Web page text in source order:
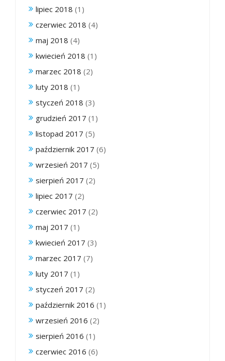
lipiec 2018 (1)
czerwiec 2018 (4)
maj 2018 (4)
kwiecień 2018 (1)
marzec 2018 (2)
luty 2018 (1)
styczeń 2018 (3)
grudzień 2017 (1)
listopad 2017 (5)
październik 2017 (6)
wrzesień 2017 (5)
sierpień 2017 (2)
lipiec 2017 (2)
czerwiec 2017 (2)
maj 2017 (1)
kwiecień 2017 (3)
marzec 2017 (7)
luty 2017 (1)
styczeń 2017 (2)
październik 2016 (1)
wrzesień 2016 (2)
sierpień 2016 (1)
czerwiec 2016 (6)